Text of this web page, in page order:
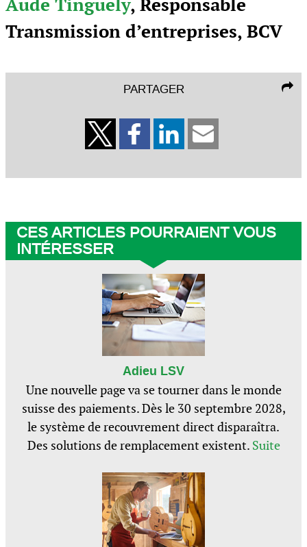
Transmission d’entreprises, BCV
PARTAGER
CES ARTICLES POURRAIENT VOUS
INTÉRESSER
Adieu LSV
Une nouvelle page va se tourner dans le monde
suisse des paiements. Dès le 30 septembre 2028,
le système de recouvrement direct disparaîtra.
Des solutions de remplacement existent. Suite